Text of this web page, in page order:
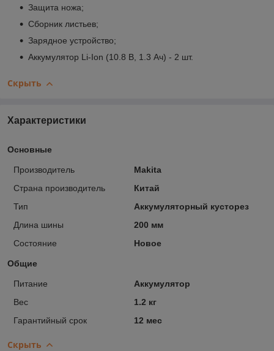
Защита ножа;
Сборник листьев;
Зарядное устройство;
Аккумулятор Li-Ion (10.8 В, 1.3 Ач) - 2 шт.
Скрыть
Характеристики
Основные
Производитель
Makita
Страна производитель
Китай
Тип
Аккумуляторный кусторез
Длина шины
200 мм
Состояние
Новое
Общие
Питание
Аккумулятор
Вес
1.2 кг
Гарантийный срок
12 мес
Скрыть